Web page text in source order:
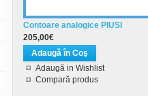
Contoare analogice PIUSI
205,00€
Adaugă in Wishlist
Compară produs